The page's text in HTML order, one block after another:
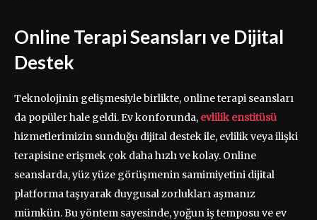
Online Terapi Seansları ve Dijital
Destek
Teknolojinin gelişmesiyle birlikte, online terapi seansları
da popüler hale geldi. Ev konforunda, evlilik enstitüsü
hizmetlerimizin sunduğu dijital destek ile, evlilik veya ilişki
terapisine erişmek çok daha hızlı ve kolay. Online
seanslarda, yüz yüze görüşmenin samimiyetini dijital
platforma taşıyarak duygusal zorlukları aşmanız
mümkün. Bu yöntem sayesinde, yoğun iş temposu ve ev